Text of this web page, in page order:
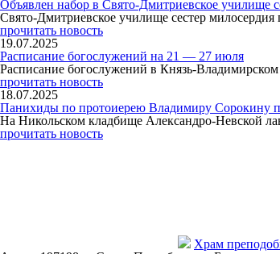
Объявлен набор в Свято-Дмитриевское училище
Свято-Дмитриевское училище сестер
прочитать новость
19.07.2025
Расписание богослужений на 21 — 27 июля
Расписание богослужений в Князь-
прочитать новость
18.07.2025
Панихиды по протоиерею Владимиру Сорокину
На Никольском кладбище Александро-Невской
прочитать новость
Храм